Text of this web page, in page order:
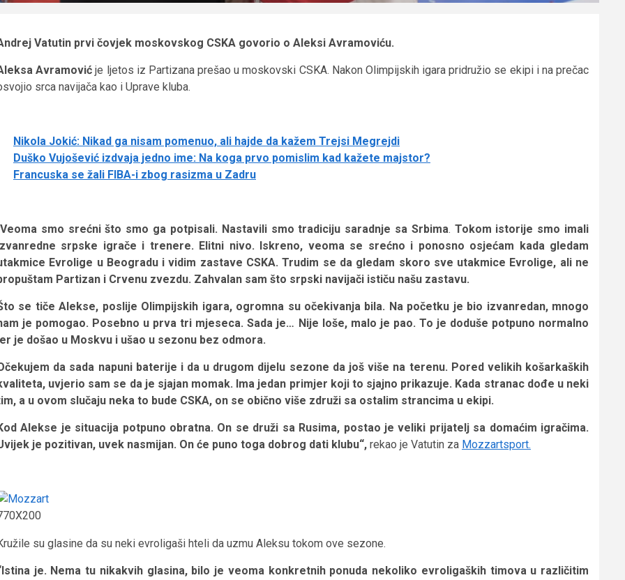
Vatutin prvi čovjek moskovskog CSKA govorio o Aleksi Avramoviću.
Avramović je ljetos iz Partizana prešao u moskovski CSKA. Nakon Olimpijskih igara pridružio se ekipi i na prečac
srca navijača kao i Uprave kluba.
Nikola Jokić: Nikad ga nisam pomenuo, ali hajde da kažem Trejsi Megrejdi
Duško Vujošević izdvaja jedno ime: Na koga prvo pomislim kad kažete majstor?
Francuska se žali FIBA-i zbog rasizma u Zadru
Veoma smo srećni što smo ga potpisali. Nastavili smo tradiciju saradnje sa Srbima. Tokom istorije smo imali
srpske igrače i trenere. Elitni nivo. Iskreno, veoma se srećno i ponosno osjećam kada gledam
Evrolige u Beogradu i vidim zastave CSKA. Trudim se da gledam skoro sve utakmice Evrolige, ali ne
Partizan i Crvenu zvezdu. Zahvalan sam što srpski navijači ističu našu zastavu.
se tiče Alekse, poslije Olimpijskih igara, ogromna su očekivanja bila. Na početku je bio izvanredan, mnogo
je pomogao. Posebno u prva tri mjeseca. Sada je… Nije loše, malo je pao. To je doduše potpuno normalno
je došao u Moskvu i ušao u sezonu bez odmora.
da sada napuni baterije i da u drugom dijelu sezone da još više na terenu. Pored velikih košarkaških
uvjerio sam se da je sjajan momak. Ima jedan primjer koji to sjajno prikazuje. Kada stranac dođe u neki
a u ovom slučaju neka to bude CSKA, on se obično više združi sa ostalim strancima u ekipi.
Alekse je situacija potpuno obratna. On se druži sa Rusima, postao je veliki prijatelj sa domaćim igračima.
je pozitivan, uvek nasmijan. On će puno toga dobrog dati klubu“, rekao je Vatutin za Mozzartsport.
su glasine da su neki evroligaši hteli da uzmu Aleksu tokom ove sezone.
je. Nema tu nikakvih glasina, bilo je veoma konkretnih ponuda nekoliko evroligaških timova u različitim